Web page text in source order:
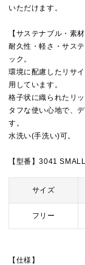
いただけます。
【サステナブル・素
耐久性・軽さ・サス
ック。
環境に配慮したリサ
用しています。
格子状に織られたリ
タフな使い心地で、
す。
水洗い(手洗い)可。
【型番】3041
サイズ
フリー
【仕様】